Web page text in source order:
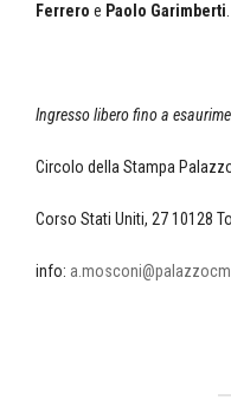
Ferrero e Paolo Garimberti
Ingresso libero fino a
Circolo della Stampa
Corso Stati Uniti, 27 10128
info: